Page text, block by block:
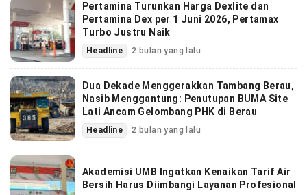
Pertamina Turunkan Harga Dexlite dan
Pertamina Dex per 1 Juni 2026, Pertamax
Turbo Justru Naik
Headline 2 bulan yang lalu
Dua Dekade Menggerakkan Tambang Berau,
Nasib Menggantung: Penutupan BUMA Site
Lati Ancam Gelombang PHK di Berau
Headline 2 bulan yang lalu
Akademisi UMB Ingatkan Kenaikan Tarif Air
Bersih Harus Diimbangi Layanan Profesional